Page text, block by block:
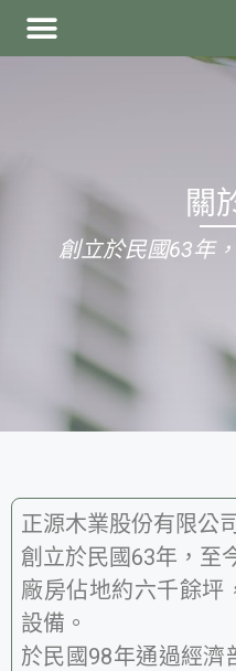
關
創立於民國63年
正源木業股份有限公
創立於民國63年，至
廠房佔地約六千餘坪
設備。
於民國98年通過經濟